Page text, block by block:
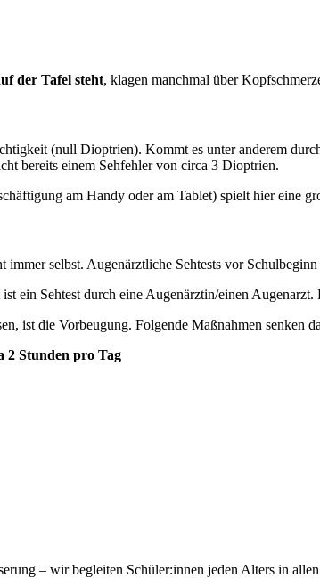
der Tafel steht, klagen manchmal über
(null Dioptrien). Kommt es unter anderem
bereits einem Sehfehler von circa 3 Dioptrien.
am Handy oder am Tablet) spielt hier eine
immer selbst. Augenärztliche Sehtests vor
ein Sehtest durch eine Augenärztin/einen
ist die Vorbeugung. Folgende Maßnahmen senken
2 Stunden pro Tag
– wir begleiten Schüler:innen jeden Alters in